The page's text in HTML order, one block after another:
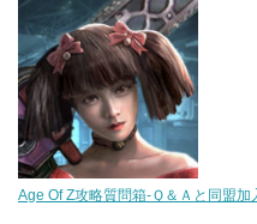
Age Of Z攻略質問箱-Ｑ＆Ａと同盟